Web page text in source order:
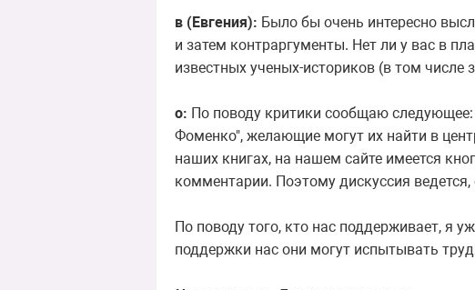
в (Евгения): Было бы очень интересно
и затем контраргументы. Нет ли у вас в
известных ученых-историков (в том
о: По поводу критики сообщаю
Фоменко", желающие могут их найти в
наших книгах, на нашем сайте имеется
комментарии. Поэтому дискуссия ведется,
По поводу того, кто нас поддерживает, я
поддержки нас они могут испытывать